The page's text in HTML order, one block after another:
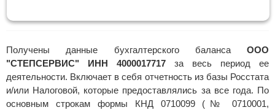
Получены данные бухгалтерского баланса ООО
"СТЕПСЕРВИС" ИНН 4000017717 за весь период ее
деятельности. Включает в себя отчетность из базы Росстата
и/или Налоговой, которые предоставлялись за все года. По
основным строкам формы КНД 0710099 (№ 0710001,